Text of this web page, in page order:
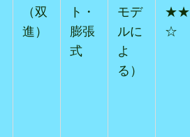
（双
進）
ト・
膨張
式
モデ
ルに
よ
る）
★★
☆